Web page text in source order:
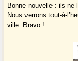
Bonne nouvelle : ils ne
Nous verrons tout-à-
ville. Bravo !